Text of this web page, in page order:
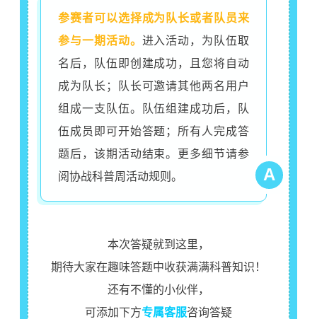
参赛者可以选择成为队长或者队员来
参与一期活动。 进入活动，为队伍取
名后，队伍即创建成功，且您将自动
成为队长；队长可邀请其他两名用户
组成一支队伍。队伍组建成功后，队
伍成员即可开始答题；所有人完成答
题后，该期活动结束。更多细节请参
阅协战科普周活动规则。
A
本次答疑就到这里，
期待大家在趣味答题中收获满满科普知识！
还有不懂的小伙伴，
可添加下方专属客服咨询答疑